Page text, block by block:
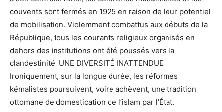
couvents sont fermés en 1925 en raison de leur potentiel
de mobilisation. Violemment combattus aux débuts de la
République, tous les courants religieux organisés en
dehors des institutions ont été poussés vers la
clandestinité. UNE DIVERSITÉ INATTENDUE
Ironiquement, sur la longue durée, les réformes
kémalistes poursuivent, voire achèvent, une tradition
ottomane de domestication de l’islam par l’État.